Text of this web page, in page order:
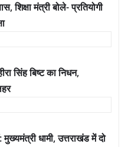
शिक्षा मंत्री बोले- प्रतियोगी
सिंह बिष्ट का निधन,
धामी, उत्तराखंड में दो